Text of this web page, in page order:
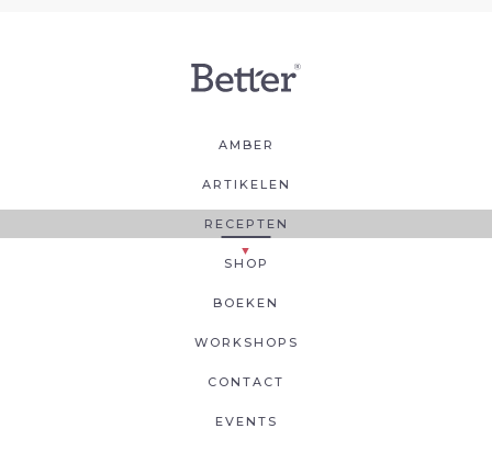
AMBER
ARTIKELEN
RECEPTEN
SHOP
BOEKEN
WORKSHOPS
CONTACT
EVENTS